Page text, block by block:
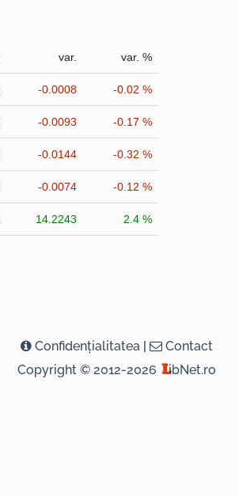
var. var. %
-0.0008 -0.02 %
-0.0093 -0.17 %
-0.0144 -0.32 %
-0.0074 -0.12 %
14.2243 2.4 %
Confidenţialitatea |
Contact
Copyright © 2012-2026
ibNet.ro